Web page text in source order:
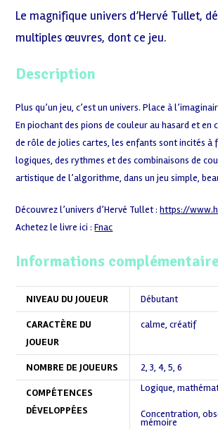
Le magnifique univers d’Hervé Tullet,
multiples œuvres, dont ce jeu.
Description
Plus qu’un jeu, c’est un univers. Place à
En piochant des pions de couleur au hasard et
de rôle de jolies cartes, les enfants sont incités à
logiques, des rythmes et des combinaisons de
artistique de l’algorithme, dans un jeu simple,
Découvrez l’univers d’Hervé Tullet :https://
Achetez le livre ici :Fnac
Informations
NIVEAU DU JOUEUR Débutant
CARACTÈRE DU
JOUEUR
calme,créatif
NOMBRE DE JOUEURS 2,3,4,5,6
COMPÉTENCES
DÉVELOPPÉES
Logique,
Concentration,
mémoire